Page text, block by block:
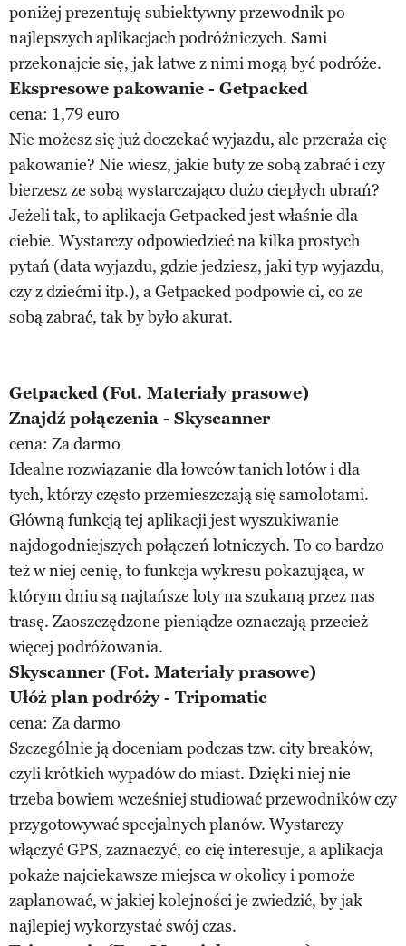
poniżej prezentuję subiektywny przewodnik po
najlepszych aplikacjach podróżniczych. Sami
przekonajcie się, jak łatwe z nimi mogą być podróże.
Ekspresowe pakowanie - Getpacked
cena: 1,79 euro
Nie możesz się już doczekać wyjazdu, ale przeraża cię
pakowanie? Nie wiesz, jakie buty ze sobą zabrać i czy
bierzesz ze sobą wystarczająco dużo ciepłych ubrań?
Jeżeli tak, to aplikacja Getpacked jest właśnie dla
ciebie. Wystarczy odpowiedzieć na kilka prostych
pytań (data wyjazdu, gdzie jedziesz, jaki typ wyjazdu,
czy z dziećmi itp.), a Getpacked podpowie ci, co ze
sobą zabrać, tak by było akurat.
Getpacked (Fot. Materiały prasowe)
Znajdź połączenia - Skyscanner
cena: Za darmo
Idealne rozwiązanie dla łowców tanich lotów i dla
tych, którzy często przemieszczają się samolotami.
Główną funkcją tej aplikacji jest wyszukiwanie
najdogodniejszych połączeń lotniczych. To co bardzo
też w niej cenię, to funkcja wykresu pokazująca, w
którym dniu są najtańsze loty na szukaną przez nas
trasę. Zaoszczędzone pieniądze oznaczają przecież
więcej podróżowania.
Skyscanner (Fot. Materiały prasowe)
Ułóż plan podróży - Tripomatic
cena: Za darmo
Szczególnie ją doceniam podczas tzw. city breaków,
czyli krótkich wypadów do miast. Dzięki niej nie
trzeba bowiem wcześniej studiować przewodników czy
przygotowywać specjalnych planów. Wystarczy
włączyć GPS, zaznaczyć, co cię interesuje, a aplikacja
pokaże najciekawsze miejsca w okolicy i pomoże
zaplanować, w jakiej kolejności je zwiedzić, by jak
najlepiej wykorzystać swój czas.